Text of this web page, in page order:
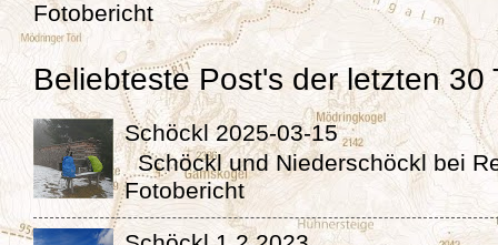
Fotobericht
Beliebteste Post's der letzten 30
Schöckl 2025-03-15
Schöckl und Niederschöckl bei
Fotobericht